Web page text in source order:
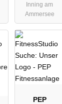
es Training
Inning am
Ammersee
PEP